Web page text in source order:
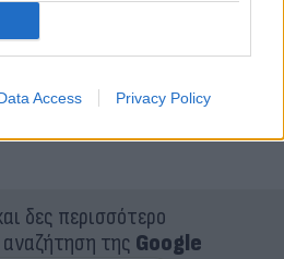
Access Privacy Policy
δες περισσότερο
της Google